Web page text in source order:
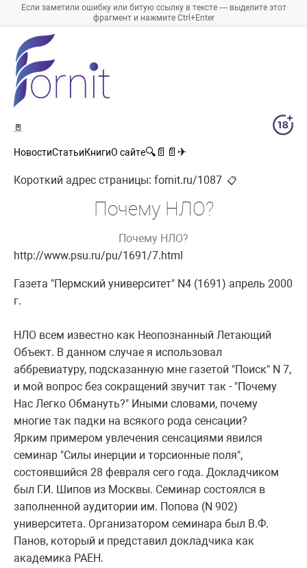
Если заметили ошибку или битую ссылку в тексте — выделите этот
фрагмент и нажмите Ctrl+Enter
🚪
НовостиСтатьиКнигиО сайте🔍 📄 📄 ✈
Короткий адрес страницы: fornit.ru/1087 📋
Почему НЛО?
Почему НЛО?
http://www.psu.ru/pu/1691/7.html
Газета "Пермский университет" N4 (1691) апрель 2000
г.
НЛО всем известно как Неопознанный Летающий
Объект. В данном случае я использовал
аббревиатуру, подсказанную мне газетой "Поиск" N 7,
и мой вопрос без сокращений звучит так - "Почему
Нас Легко Обмануть?" Иными словами, почему
многие так падки на всякого рода сенсации?
Ярким примером увлечения сенсациями явился
семинар "Силы инерции и торсионные поля",
состоявшийся 28 февраля сего года. Докладчиком
был Г.И. Шипов из Москвы. Семинар состоялся в
заполненной аудитории им. Попова (N 902)
университета. Организатором семинара был В.Ф.
Панов, который и представил докладчика как
академика РАЕН.